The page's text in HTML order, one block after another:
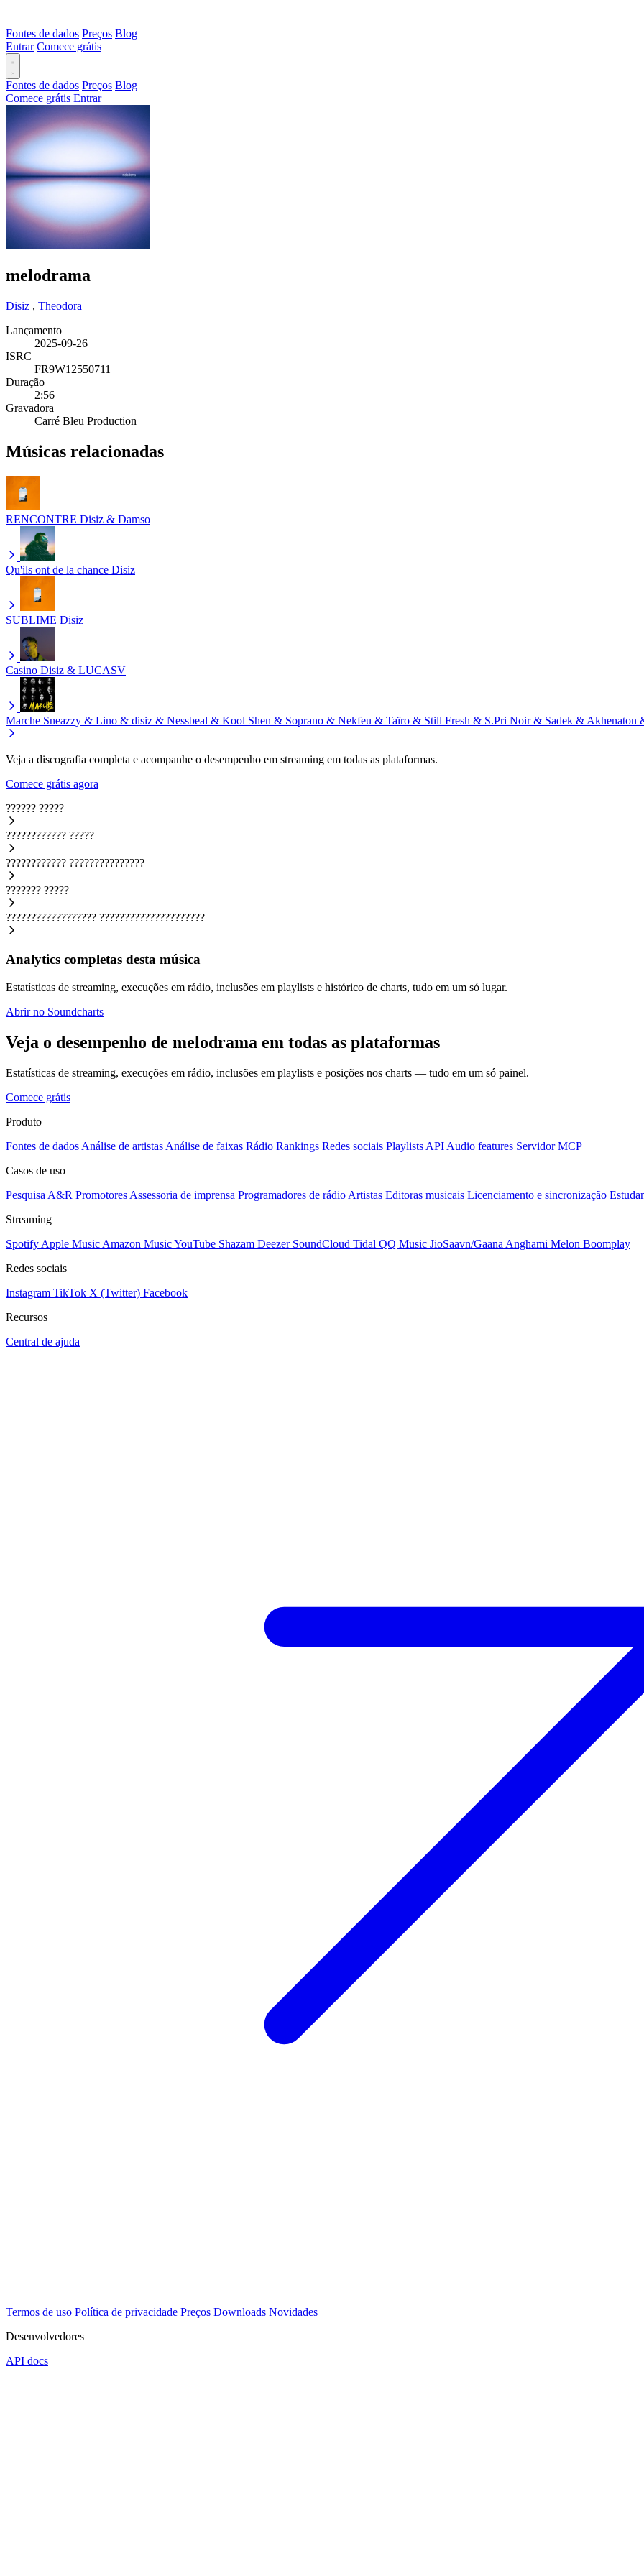
Fontes de dados Preços Blog
Entrar Comece grátis
Fontes de dados Preços Blog
Comece grátis Entrar
melodrama
Disiz , Theodora
Lançamento
2025-09-26
ISRC
FR9W12550711
Duração
2:56
Gravadora
Carré Bleu Production
Músicas relacionadas
RENCONTRE Disiz & Damso
Qu'ils ont de la chance Disiz
SUBLIME Disiz
Casino Disiz & LUCASV
Marche Sneazzy & Lino & disiz & Nessbeal & Kool Shen & Soprano & Nekfeu & Taïro & Still Fresh & S.Pri Noir & Sadek & Akhenaton
Veja a discografia completa e acompanhe o desempenho em streaming em todas as plataformas.
Comece grátis agora
?????? ?????
???????????? ?????
???????????? ???????????????
??????? ?????
?????????????????? ?????????????????????
Analytics completas desta música
Estatísticas de streaming, execuções em rádio, inclusões em playlists e histórico de charts, tudo em um só lugar.
Abrir no Soundcharts
Veja o desempenho de melodrama em todas as plataformas
Estatísticas de streaming, execuções em rádio, inclusões em playlists e posições nos charts — tudo em um só painel.
Comece grátis
Produto
Fontes de dados Análise de artistas Análise de faixas Rádio Rankings Redes sociais Playlists API Audio features Servidor MCP
Casos de uso
Pesquisa A&R Promotores Assessoria de imprensa Programadores de rádio Artistas Editoras musicais Licenciamento e sincronização
Streaming
Spotify Apple Music Amazon MusicYouTube Shazam Deezer SoundCloud Tidal QQ Music JioSaavn/Gaana Anghami Melon Boomplay
Redes sociais
Instagram TikTok X (Twitter) Facebook
Recursos
Central de ajuda
Termos de uso Política de privacidade Preços Downloads Novidades
Desenvolvedores
API docs